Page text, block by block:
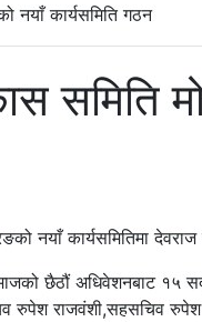
नयाँ कार्यसमिति गठन
समिति
नयाँ कार्यसमितिमा
छैठौं अधिवेशनबाट १५
रुपेश राजवंशी,सहसचिव